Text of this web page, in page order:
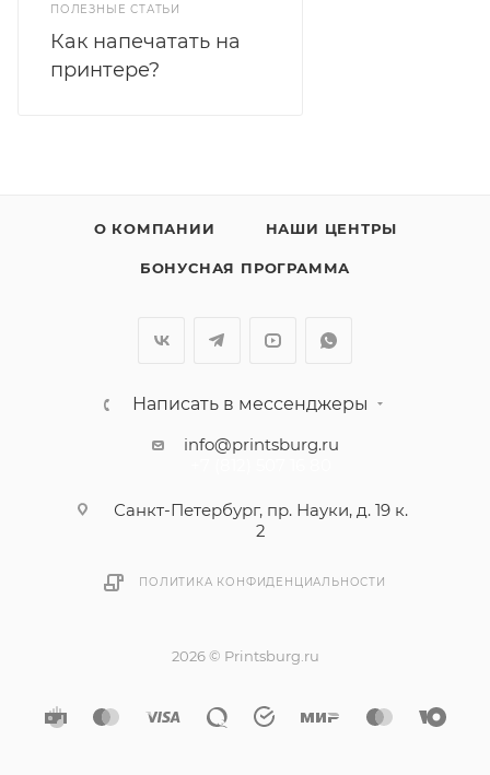
ПОЛЕЗНЫЕ СТАТЬИ
Как напечатать на
принтере?
О КОМПАНИИ НАШИ ЦЕНТРЫ
БОНУСНАЯ ПРОГРАММА
Написать в мессенджеры
info@printsburg.ru
Санкт-Петербург, пр. Науки, д. 19 к.
2
ПОЛИТИКА КОНФИДЕНЦИАЛЬНОСТИ
2026 © Printsburg.ru